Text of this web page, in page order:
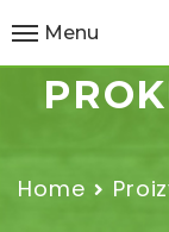
Menu
Home